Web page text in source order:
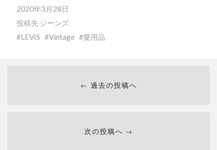
2020年3月28日
投稿先 ジーンズ
LEVIS
Vintage 愛用品
← 過去の投稿へ
次の投稿へ →